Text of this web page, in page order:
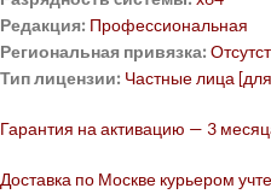
Редакция: Профессиональная
Региональная привязка:
Тип лицензии: Частные лица
Гарантия на активацию — 3
Доставка по Москве курьером